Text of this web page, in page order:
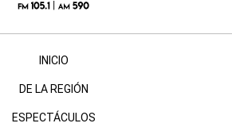
INICIO
DE LA REGIÓN
ESPECTÁCULOS